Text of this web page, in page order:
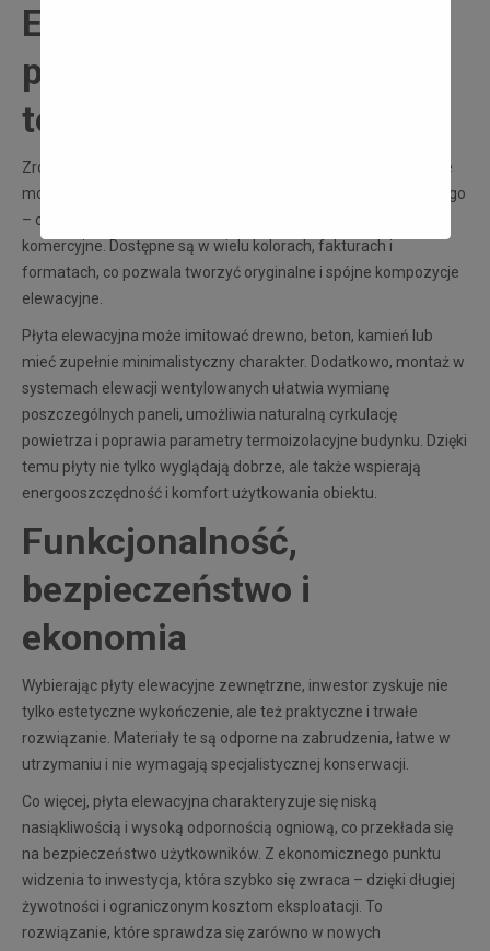
Estetyka, elastyczność
projektowa i rozwiązania
techniczne
Zróżnicowana oferta sprawia, że płyty elewacyjne zewnętrzne
można idealnie dopasować do każdego stylu architektonicznego
– od nowoczesnych domów jednorodzinnych po duże obiekty
komercyjne. Dostępne są w wielu kolorach, fakturach i
formatach, co pozwala tworzyć oryginalne i spójne kompozycje
elewacyjne.
Płyta elewacyjna może imitować drewno, beton, kamień lub
mieć zupełnie minimalistyczny charakter. Dodatkowo, montaż w
systemach elewacji wentylowanych ułatwia wymianę
poszczególnych paneli, umożliwia naturalną cyrkulację
powietrza i poprawia parametry termoizolacyjne budynku. Dzięki
temu płyty nie tylko wyglądają dobrze, ale także wspierają
energooszczędność i komfort użytkowania obiektu.
Funkcjonalność,
bezpieczeństwo i
ekonomia
Wybierając płyty elewacyjne zewnętrzne, inwestor zyskuje nie
tylko estetyczne wykończenie, ale też praktyczne i trwałe
rozwiązanie. Materiały te są odporne na zabrudzenia, łatwe w
utrzymaniu i nie wymagają specjalistycznej konserwacji.
Co więcej, płyta elewacyjna charakteryzuje się niską
nasiąkliwością i wysoką odpornością ogniową, co przekłada się
na bezpieczeństwo użytkowników. Z ekonomicznego punktu
widzenia to inwestycja, która szybko się zwraca – dzięki długiej
żywotności i ograniczonym kosztom eksploatacji. To
rozwiązanie, które sprawdza się zarówno w nowych